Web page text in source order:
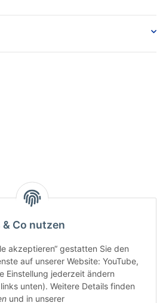
Co nutzen
akzeptieren“ gestatten Sie den
auf unserer Website: YouTube,
Einstellung jederzeit ändern
unten). Weitere Details finden
und in unserer